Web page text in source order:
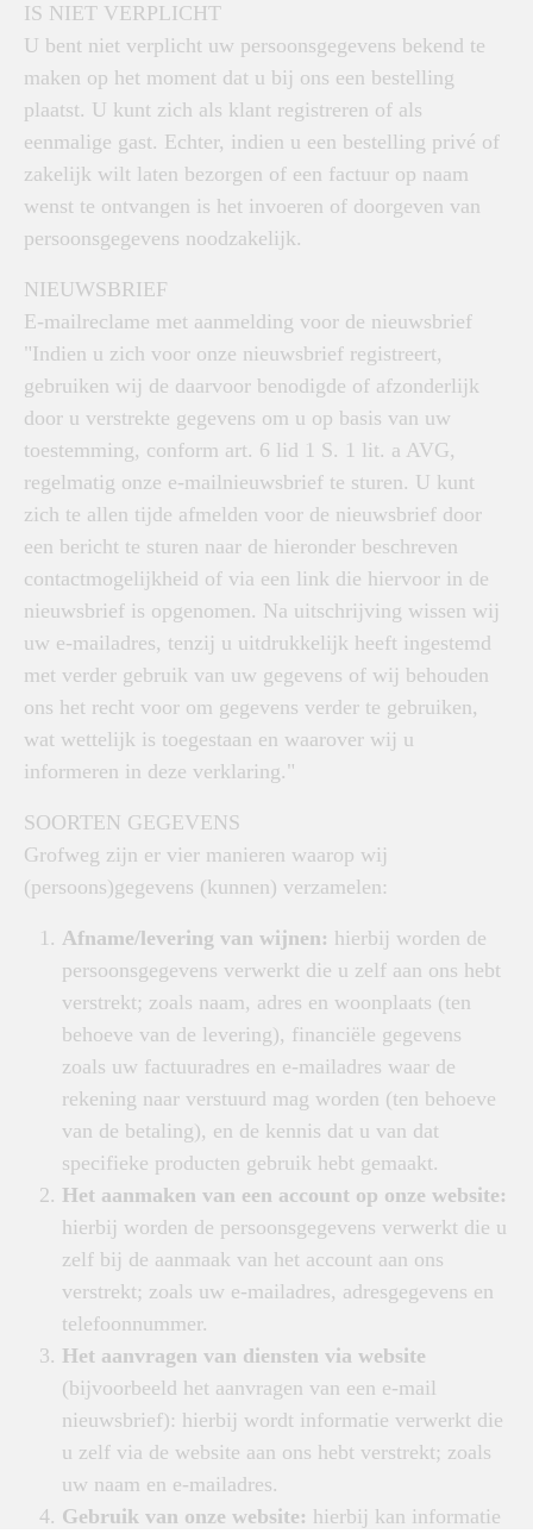
IS NIET VERPLICHT
U bent niet verplicht uw persoonsgegevens bekend te
maken op het moment dat u bij ons een bestelling
plaatst. U kunt zich als klant registreren of als
eenmalige gast. Echter, indien u een bestelling privé of
zakelijk wilt laten bezorgen of een factuur op naam
wenst te ontvangen is het invoeren of doorgeven van
persoonsgegevens noodzakelijk.
NIEUWSBRIEF
E-mailreclame met aanmelding voor de nieuwsbrief
"Indien u zich voor onze nieuwsbrief registreert,
gebruiken wij de daarvoor benodigde of afzonderlijk
door u verstrekte gegevens om u op basis van uw
toestemming, conform art. 6 lid 1 S. 1 lit. a AVG,
regelmatig onze e-mailnieuwsbrief te sturen. U kunt
zich te allen tijde afmelden voor de nieuwsbrief door
een bericht te sturen naar de hieronder beschreven
contactmogelijkheid of via een link die hiervoor in de
nieuwsbrief is opgenomen. Na uitschrijving wissen wij
uw e-mailadres, tenzij u uitdrukkelijk heeft ingestemd
met verder gebruik van uw gegevens of wij behouden
ons het recht voor om gegevens verder te gebruiken,
wat wettelijk is toegestaan en waarover wij u
informeren in deze verklaring."
SOORTEN GEGEVENS
Grofweg zijn er vier manieren waarop wij
(persoons)gegevens (kunnen) verzamelen:
Afname/levering van wijnen: hierbij worden de
persoonsgegevens verwerkt die u zelf aan ons hebt
verstrekt; zoals naam, adres en woonplaats (ten
behoeve van de levering), financiële gegevens
zoals uw factuuradres en e-mailadres waar de
rekening naar verstuurd mag worden (ten behoeve
van de betaling), en de kennis dat u van dat
specifieke producten gebruik hebt gemaakt.
Het aanmaken van een account op onze website:
hierbij worden de persoonsgegevens verwerkt die u
zelf bij de aanmaak van het account aan ons
verstrekt; zoals uw e-mailadres, adresgegevens en
telefoonnummer.
Het aanvragen van diensten via website
(bijvoorbeeld het aanvragen van een e-mail
nieuwsbrief): hierbij wordt informatie verwerkt die
u zelf via de website aan ons hebt verstrekt; zoals
uw naam en e-mailadres.
Gebruik van onze website: hierbij kan informatie